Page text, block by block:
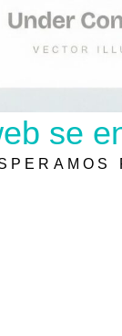
se